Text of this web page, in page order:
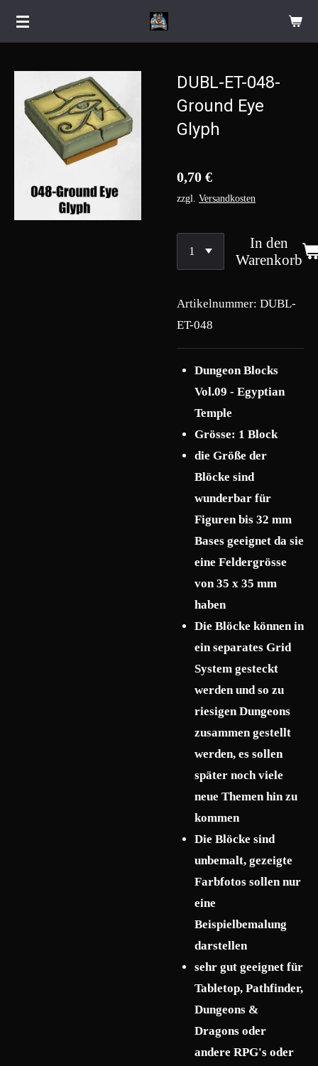
Zum
DUBL-ET-048-
Ground Eye
Glyph
0,70 €
zzgl. Versandkosten
In den
Warenkorb
Artikelnummer: DUBL-
ET-048
Dungeon Blocks
Vol.09 - Egyptian
Temple
Grösse: 1 Block
die Größe der
Blöcke sind
wunderbar für
Figuren bis 32 mm
Bases geeignet da sie
eine Feldergrösse
von 35 x 35 mm
haben
Die Blöcke können in
ein separates Grid
System gesteckt
werden und so zu
riesigen Dungeons
zusammen gestellt
werden, es sollen
später noch viele
neue Themen hin zu
kommen
Die Blöcke sind
unbemalt, gezeigte
Farbfotos sollen nur
eine
Beispielbemalung
darstellen
sehr gut geeignet für
Tabletop, Pathfinder,
Dungeons &
Dragons oder
andere RPG's oder